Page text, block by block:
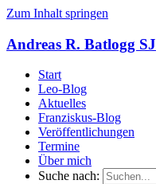
Zum Inhalt springen
Andreas R. Batlogg SJ
Start
Leo-Blog
Aktuelles
Franziskus-Blog
Veröffentlichungen
Termine
Über mich
Suche nach: